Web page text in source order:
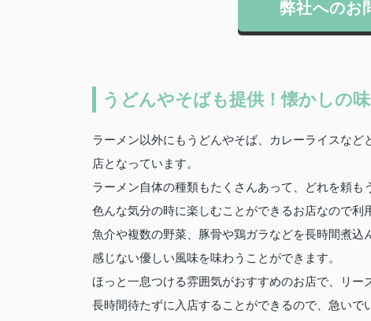
弊社へのお
うどんやそばも提供！懐かしの
ラーメン以外にもうどんやそば、カレーライスな
店となっています。
ラーメン自体の種類もたくさんあって、どれを頼も
色んな気分の時に楽しむことができるお店なので利
魚介や複数の野菜、豚骨や鶏ガラなどを長時間煮
感じない優しい風味を味わうことができます。
ほっと一息つける雰囲気がおすすめのお店で、リー
長時間待たずに入店することができるので、急いで